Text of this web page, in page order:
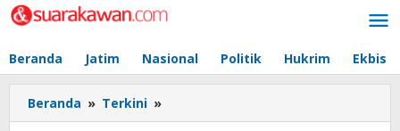
Lewati
ke
Beranda Jatim Nasional Politik Hukrim Ekbis
Beranda » Terkini »
Empat